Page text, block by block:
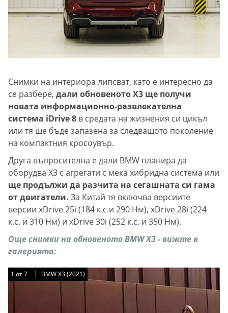
Снимки на интериора липсват, като е интересно да
се разбере, дали обновеното X3 ще получи
новата информационно-развлекателна
система iDrive 8 в средата на жизнения си цикъл
или тя ще бъде запазена за следващото поколение
на компактния кросоувър.
Друга въпросителна е дали BMW планира да
оборудва X3 с агрегати с мека хибридна система или
ще продължи да разчита на сегашната си гама
от двигатели. За Китай тя включва версиите
версии xDrive 25i (184 к.с и 290 Нм), xDrive 28i (224
к.с. и 310 Нм) и xDrive 30i (252 к.с. и 350 Нм).
Още снимки на обновеното BMW X3 - вижте в
галерията:
1 от7 BMW X3 (2021)
1 от7 BMW X3 (2021)
1 от7 BMW X3 (2021)
1 от7 BMW X3 (2021)
1 от7 BMW X3 (2021)
1 от7 BMW X3 (2021)
1 от7 BMW X3 (2021)